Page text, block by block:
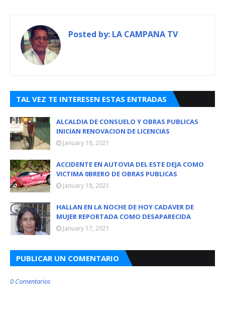
Posted by: LA CAMPANA TV
TAL VEZ TE INTERESEN ESTAS ENTRADAS
ALCALDIA DE CONSUELO Y OBRAS PUBLICAS
INICIAN RENOVACION DE LICENCIAS
January 18, 2021
ACCIDENTE EN AUTOVIA DEL ESTE DEJA COMO
VICTIMA 0BRERO DE OBRAS PUBLICAS
January 18, 2021
HALLAN EN LA NOCHE DE HOY CADAVER DE
MUJER REPORTADA COMO DESAPARECIDA
January 17, 2021
PUBLICAR UN COMENTARIO
0 Comentarios